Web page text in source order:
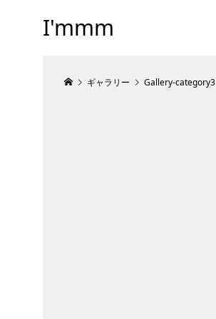
I'mmm
ギャラリー Gallery-category3